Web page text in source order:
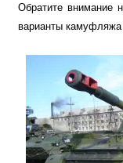
Обратите внимание
варианты